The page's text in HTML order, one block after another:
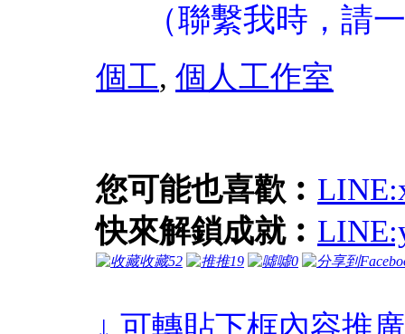
（聯繫我時，請
個工, 個人工作室
您可能也喜歡︰
快來解鎖成就︰
收藏52 推19 噓0
↓ 可轉貼下框內容推